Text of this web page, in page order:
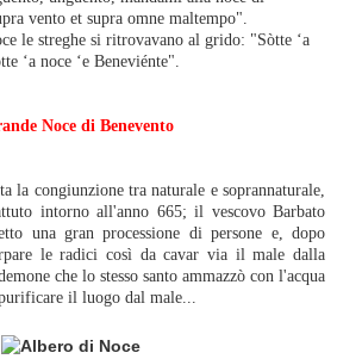
vento et supra omne maltempo".
le streghe si ritrovavano al grido: "Sòtte ‘a
‘a noce ‘e Beneviénte".
Noce di Benevento
la congiunzione tra naturale e soprannaturale,
intorno all'anno 665; il vescovo Barbato
una gran processione di persone e, dopo
le radici così da cavar via il male dalla
che lo stesso santo ammazzò con l'acqua
il luogo dal male...